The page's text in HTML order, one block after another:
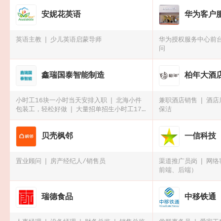
安妮花英语
英语主教 少儿英语启蒙导师
华为客户
华为授权服务中心前
问
鑫瑞国泰智能制造
小时工16块一小时当天安排入职
北海小件
包装工，轻松好做
大量招单招生小时工17
块一小时
小厂急招临时工10人
柏年大酒
兼职酒店销售
酒店
保洁
贝壳枫邻
置业顾问 房产经纪人/销售员
一信科技
渠道推广员岗
网络
前端、后端）
瑞德食品 中移铁通